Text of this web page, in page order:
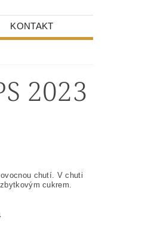
KONTAKT
2023
chutí. V chuti
cukrem.